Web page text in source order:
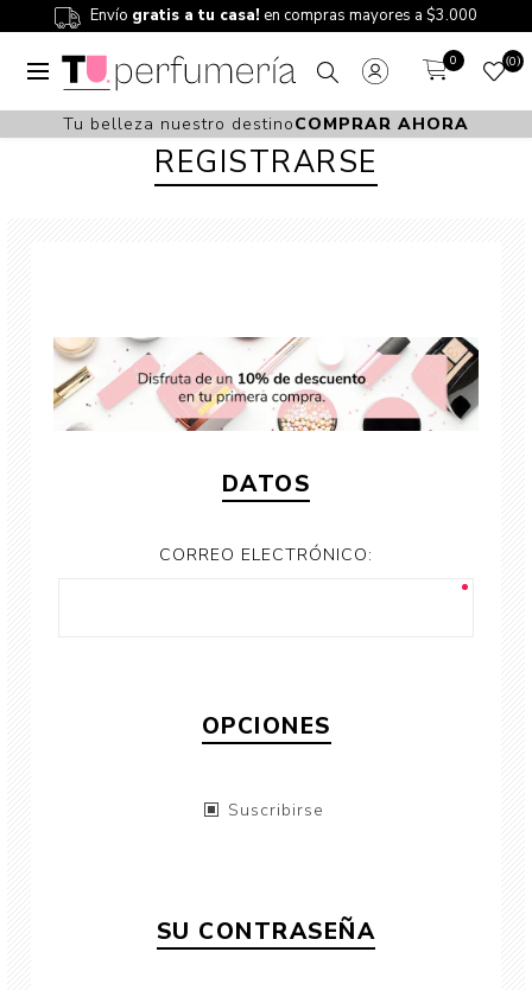
Envío gratis a tu casa! en compras mayores a $3.000
0 0
Tu belleza nuestro destinoCOMPRAR AHORA
REGISTRARSE
DATOS
CORREO ELECTRÓNICO:
OPCIONES
Suscribirse
SU CONTRASEÑA